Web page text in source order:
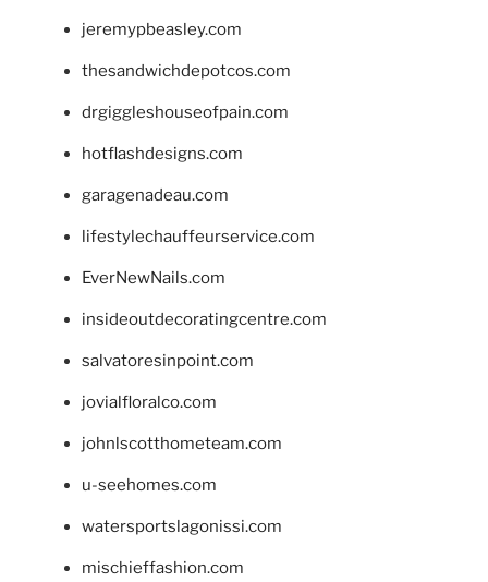
jeremypbeasley.com
thesandwichdepotcos.com
drgiggleshouseofpain.com
hotflashdesigns.com
garagenadeau.com
lifestylechauffeurservice.com
EverNewNails.com
insideoutdecoratingcentre.com
salvatoresinpoint.com
jovialfloralco.com
johnlscotthometeam.com
u-seehomes.com
watersportslagonissi.com
mischieffashion.com